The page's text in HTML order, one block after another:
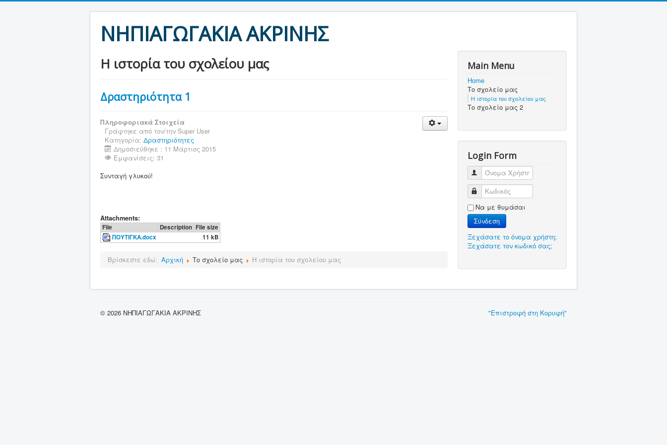
ΝΗΠΙΑΓΩΓΑΚΙΑ ΑΚΡΙΝΗΣ
Η ιστορία του σχολείου μας
Δραστηριότητα 1
Πληροφοριακά Στοιχεία
Γράφτηκε από τον/την Super User
Κατηγορία: Δραστηριότητες
Δημοσιεύθηκε : 11 Μάρτιος 2015
Εμφανίσεις: 31
Συνταγή γλυκού!
Attachments:
File Description File size
ΠΟΥΤΙΓΚΑ.docx
11 kB
Βρίσκεστε εδώ: Αρχική Το σχολείο μας Η ιστορία του σχολείου μας
Main Menu
Home
Το σχολείο μας
Η ιστορία του σχολείου μας
Το σχολείο μας 2
Login Form
Όνομα Χρήστη
Κωδικός
Να με θυμάσαι
Σύνδεση
Ξεχάσατε το όνομα χρήστη;
Ξεχάσατε τον κωδικό σας;
"Επιστροφή στη Κορυφή"
© 2026 ΝΗΠΙΑΓΩΓΑΚΙΑ ΑΚΡΙΝΗΣ